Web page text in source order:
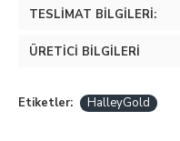
TESLIMAT BILGILERI:
ÜRETICI BILGILERI
Etiketler: HalleyGold